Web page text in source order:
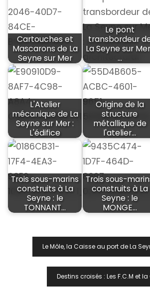
Cartouches et
Mascarons de La
Seyne sur Mer
Le pont
transbordeur
La Seyne sur
…
L'Atelier
mécanique de La
Seyne sur Mer :
L'édifice
Origine de la
structure
métallique de
l'atelier…
Trois sous-marins
construits à La
Seyne : le
TONNANT…
Trois sous-
construits à La
Seyne : le
MONGE…
Navigation
L’article
Le Môle, la Caisse au port de La
Destins croisés : Les F.C.M et la